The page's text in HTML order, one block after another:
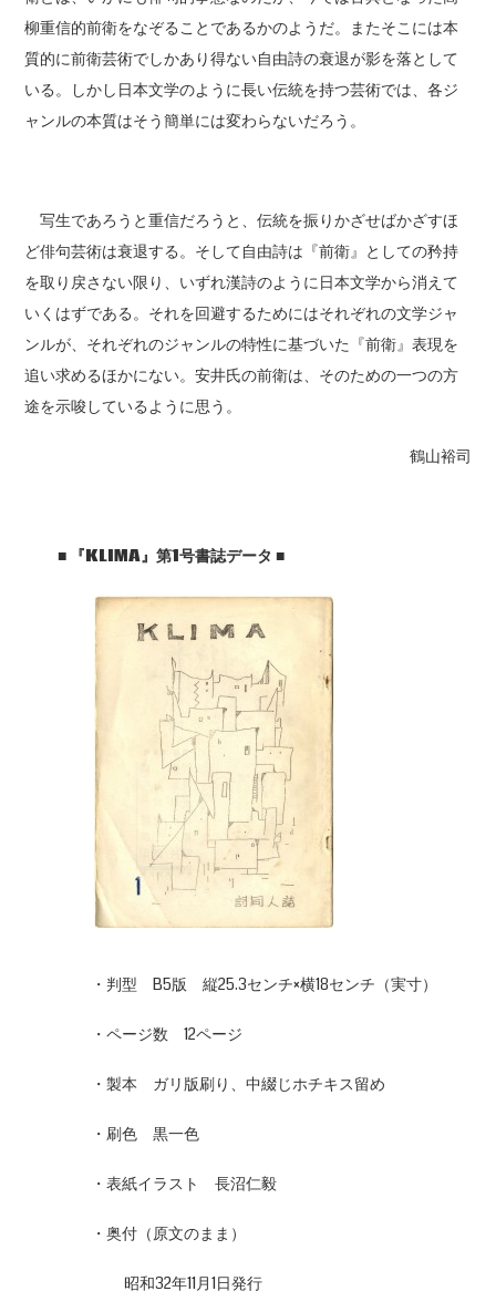
柳重信的前衛をなぞることであるかのようだ。またそこには本
質的に前衛芸術でしかあり得ない自由詩の衰退が影を落として
いる。しかし日本文学のように長い伝統を持つ芸術では、各ジ
ャンルの本質はそう簡単には変わらないだろう。
写生であろうと重信だろうと、伝統を振りかざせばかざすほ
ど俳句芸術は衰退する。そして自由詩は『前衛』としての矜持
を取り戻さない限り、いずれ漢詩のように日本文学から消えて
いくはずである。それを回避するためにはそれぞれの文学ジャ
ンルが、それぞれのジャンルの特性に基づいた『前衛』表現を
追い求めるほかにない。安井氏の前衛は、そのための一つの方
途を示唆しているように思う。
鶴山裕司
■ 『KLIMA』第1号書誌データ■
・判型 B5版 縦25.3センチ×横18センチ（実寸）
・ページ数 12ページ
・製本 ガリ版刷り、中綴じホチキス留め
・刷色 黒一色
・表紙イラスト 長沼仁毅
・奥付（原文のまま）
昭和32年11月1日発行